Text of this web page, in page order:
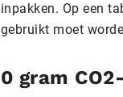
inpakken. Op een
gebruikt moet
0 gram